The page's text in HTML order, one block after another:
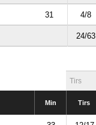
31 4/8
24/63
Tirs
Min Tirs